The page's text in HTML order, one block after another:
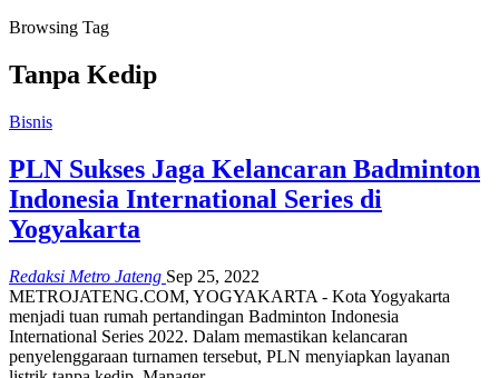
Browsing Tag
Tanpa Kedip
Bisnis
PLN Sukses Jaga Kelancaran Badminton
Indonesia International Series di
Yogyakarta
Redaksi Metro Jateng Sep 25, 2022
METROJATENG.COM, YOGYAKARTA - Kota Yogyakarta
menjadi tuan rumah pertandingan Badminton Indonesia
International Series 2022. Dalam memastikan kelancaran
penyelenggaraan turnamen tersebut, PLN menyiapkan layanan